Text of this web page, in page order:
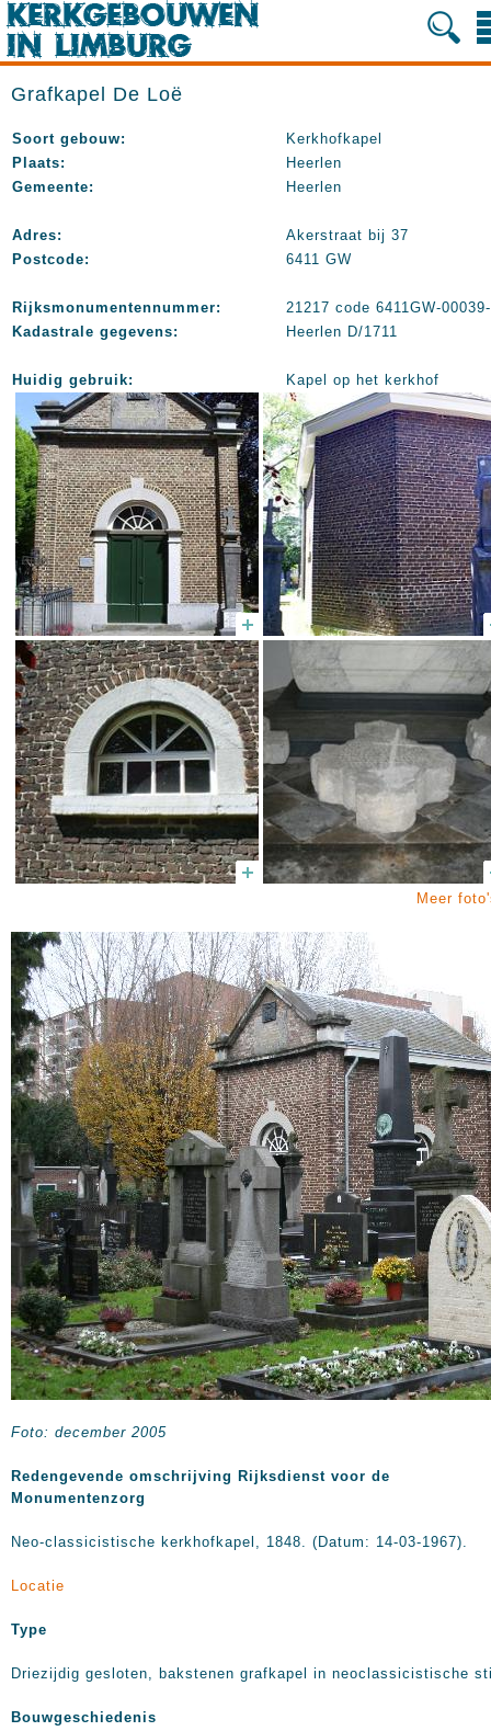
Grafkapel De Loë
Soort gebouw:
Kerkhofkapel
Plaats:
Heerlen
Gemeente:
Heerlen
Adres:
Akerstraat bij 37
Postcode:
6411 GW
Rijksmonumentennummer:
21217 code 6411GW-
Kadastrale gegevens:
Heerlen D/1711
Huidig gebruik: Kapel op het kerkhof
Meer
Foto: december 2005
Redengevende omschrijving Rijksdienst voor de
Monumentenzorg
Neo-classicistische kerkhofkapel, 1848. (Datum: 14-03-1967).
Locatie
Type
Driezijdig gesloten, bakstenen grafkapel in neoclassicistische
Bouwgeschiedenis